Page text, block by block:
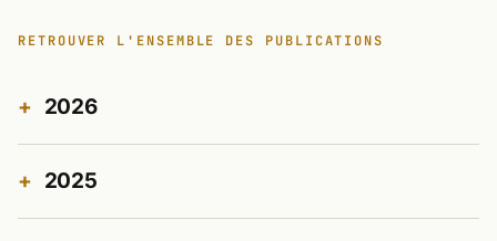
RETROUVER L'ENSEMBLE DES PUBLICATIONS
2026
2025